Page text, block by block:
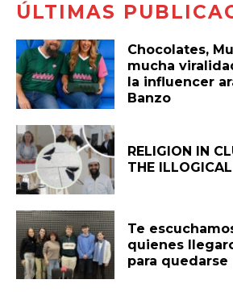
ÚLTIMAS
Chocolates,
mucha
la influencer
Banzo
RELIGION IN
THE ILLOGICAL
Te
quienes
para quedarse